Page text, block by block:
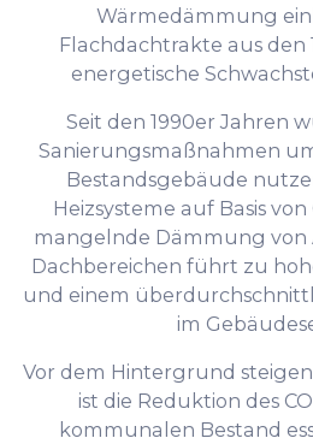
Wärmedämmung
Flachdachtrakte aus den
energetische
Seit den 1990er Jahren
Sanierungsmaßnahmen
Bestandsgebäude
Heizsysteme auf Basis
mangelnde Dämmung
Dachbereichen führt zu
und einem
im
Vor dem Hintergrund
ist die Reduktion des
kommunalen Bestand